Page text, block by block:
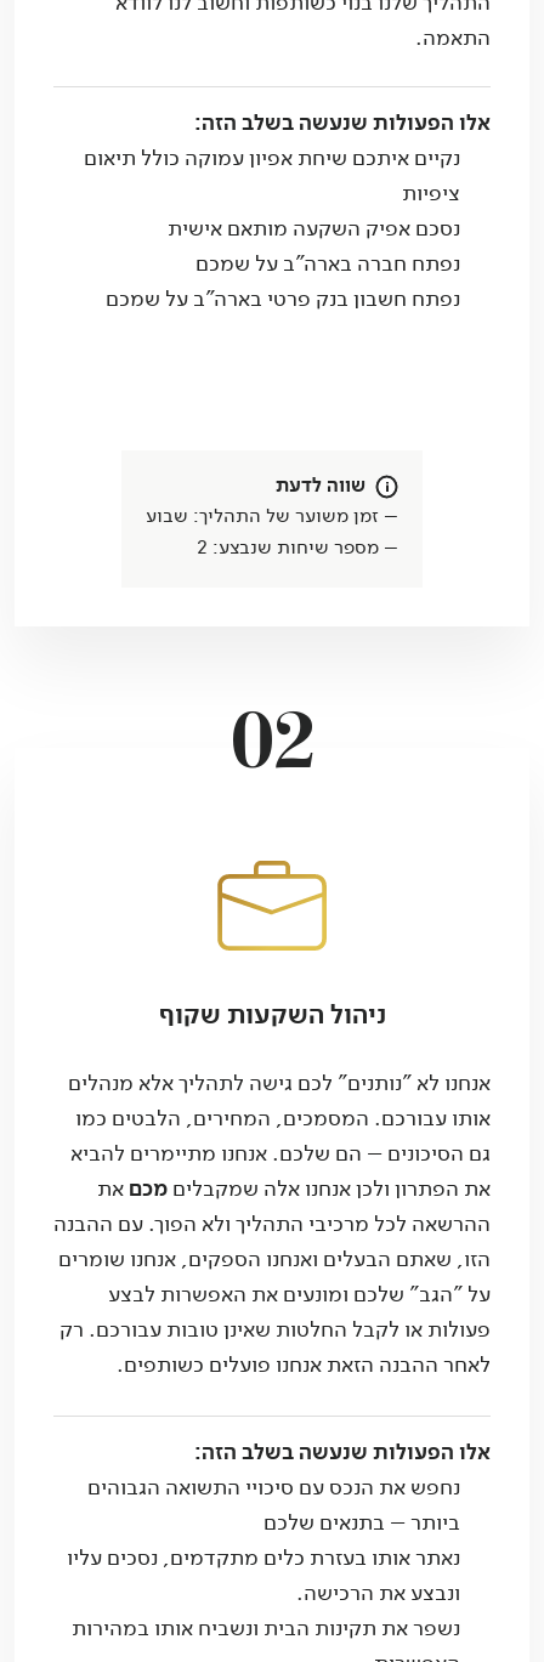
התאמה.
אלו הפעולות שנעשה בשלב הזה:
נקיים איתכם שיחת אפיון עמוקה כולל תיאום
ציפיות
נסכם אפיק השקעה מותאם אישית
נפתח חברה בארה"ב על שמכם
נפתח חשבון בנק פרטי בארה"ב על שמכם
שווה לדעת
– זמן משוער של התהליך: שבוע
– מספר שיחות שנבצע: 2
02
ניהול השקעות שקוף
אנחנו לא "נותנים" לכם גישה לתהליך אלא מנהלים
אותו עבורכם. המסמכים, המחירים, הלבטים כמו
גם הסיכונים – הם שלכם. אנחנו מתיימרים להביא
את הפתרון ולכן אנחנו אלה שמקבלים מכם את
ההרשאה לכל מרכיבי התהליך ולא הפוך. עם ההבנה
הזו, שאתם הבעלים ואנחנו הספקים, אנחנו שומרים
על "הגב" שלכם ומונעים את האפשרות לבצע
פעולות או לקבל החלטות שאינן טובות עבורכם. רק
לאחר ההבנה הזאת אנחנו פועלים כשותפים.
אלו הפעולות שנעשה בשלב הזה:
נחפש את הנכס עם סיכויי התשואה הגבוהים
ביותר – בתנאים שלכם
נאתר אותו בעזרת כלים מתקדמים, נסכים עליו
ונבצע את הרכישה.
נשפר את תקינות הבית ונשביח אותו במהירות